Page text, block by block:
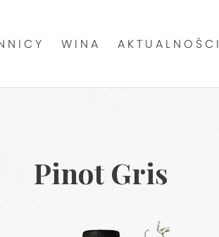
WINA AKTUALNOŚCI
Pinot Gris